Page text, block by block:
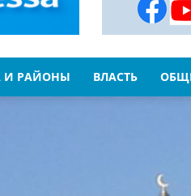
И РАЙОНЫ ВЛАСТЬ